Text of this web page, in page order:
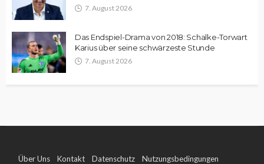
7. August 2026
Das Endspiel-Drama von 2018: Schalke-Torwart
Karius über seine schwärzeste Stunde
7. August 2026
Über Uns Kontakt Datenschutz Nutzungsbedingungen